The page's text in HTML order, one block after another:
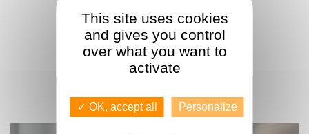
This site uses cookies
and gives you control
over what you want to
activate
✓ OK, accept all Personalize